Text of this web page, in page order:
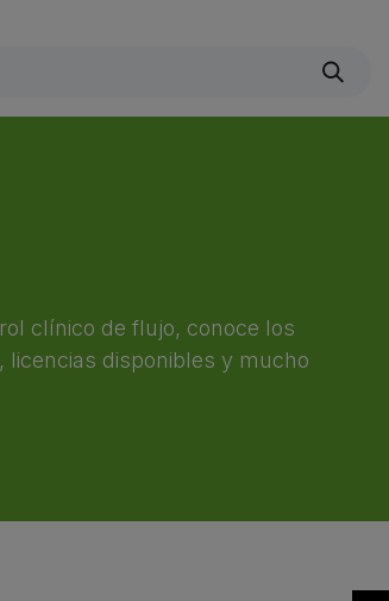
clínico de flujo, conoce los
disponibles y mucho